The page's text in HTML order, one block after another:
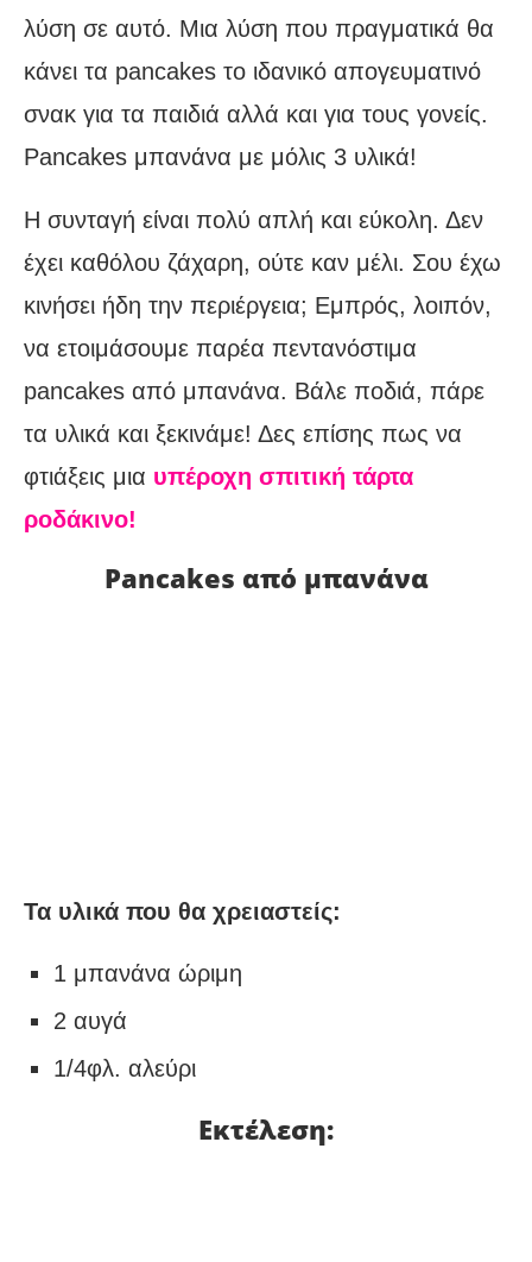
λύση σε αυτό. Μια λύση που πραγματικά θα
κάνει τα pancakes το ιδανικό απογευματινό
σνακ για τα παιδιά αλλά και για τους γονείς.
Pancakes μπανάνα με μόλις 3 υλικά!
Η συνταγή είναι πολύ απλή και εύκολη. Δεν
έχει καθόλου ζάχαρη, ούτε καν μέλι. Σου έχω
κινήσει ήδη την περιέργεια; Εμπρός, λοιπόν,
να ετοιμάσουμε παρέα πεντανόστιμα
pancakes από μπανάνα. Βάλε ποδιά, πάρε
τα υλικά και ξεκινάμε! Δες επίσης πως να
φτιάξεις μια υπέροχη σπιτική τάρτα
ροδάκινο!
Pancakes από μπανάνα
Τα υλικά που θα χρειαστείς:
1 μπανάνα ώριμη
2 αυγά
1/4φλ. αλεύρι
Εκτέλεση: